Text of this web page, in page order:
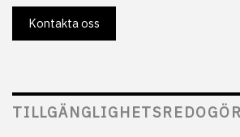
Kontakta oss